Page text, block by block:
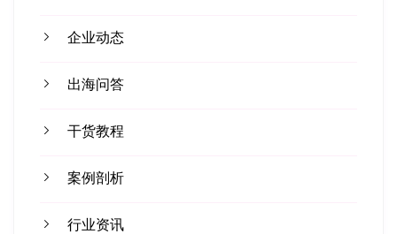
企业动态
出海问答
干货教程
案例剖析
行业资讯